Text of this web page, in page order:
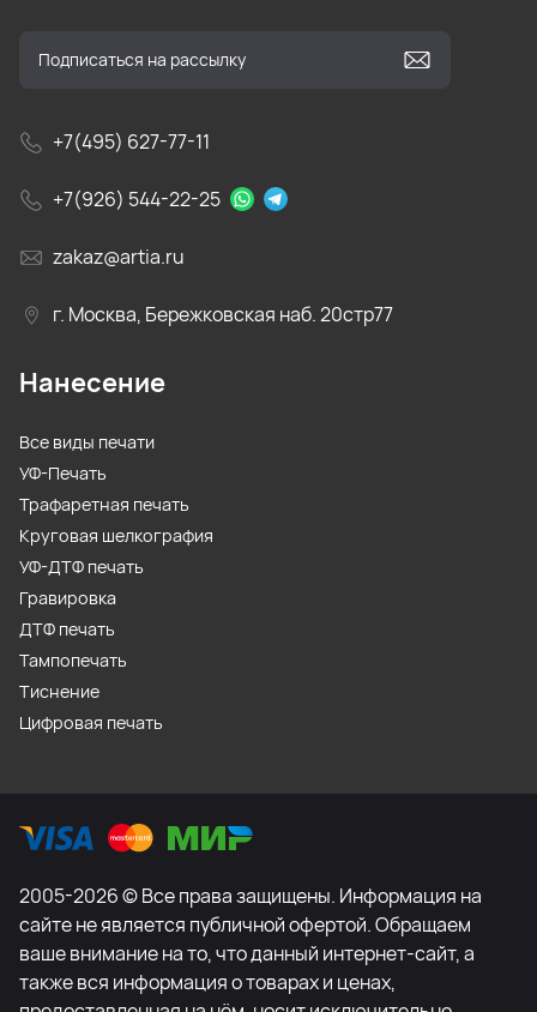
+7(495) 627-77-11
+7(926) 544-22-25
zakaz@artia.ru
г. Москва, Бережковская наб. 20стр77
Нанесение
Все виды печати
УФ-Печать
Трафаретная печать
Круговая шелкография
УФ-ДТФ печать
Гравировка
ДТФ печать
Тампопечать
Тиснение
Цифровая печать
2005-2026 © Все права защищены. Информация на
сайте не является публичной офертой. Обращаем
ваше внимание на то, что данный интернет-сайт, а
также вся информация о товарах и ценах,